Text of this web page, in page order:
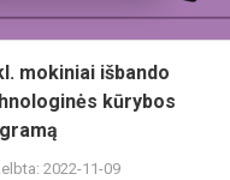
mokiniai išbando
kūrybos
2022-11-09